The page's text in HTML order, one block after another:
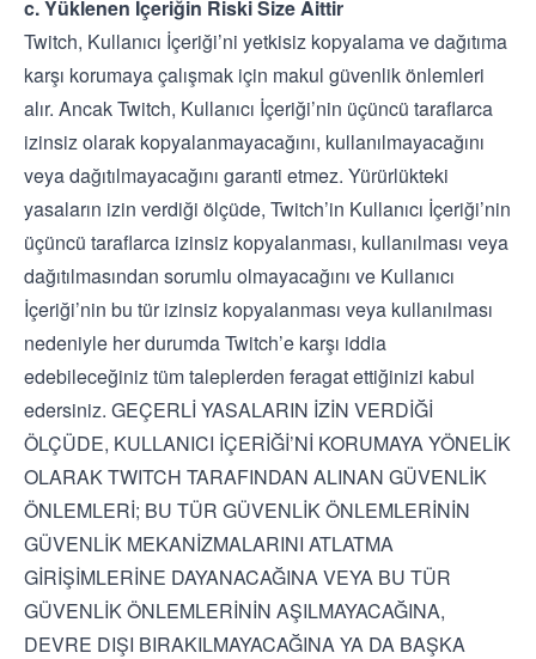
c. Yüklenen İçeriğin Riski Size Aittir
Twitch, Kullanıcı İçeriği’ni yetkisiz kopyalama ve dağıtıma
karşı korumaya çalışmak için makul güvenlik önlemleri
alır. Ancak Twitch, Kullanıcı İçeriği’nin üçüncü taraflarca
izinsiz olarak kopyalanmayacağını, kullanılmayacağını
veya dağıtılmayacağını garanti etmez. Yürürlükteki
yasaların izin verdiği ölçüde, Twitch’in Kullanıcı İçeriği’nin
üçüncü taraflarca izinsiz kopyalanması, kullanılması veya
dağıtılmasından sorumlu olmayacağını ve Kullanıcı
İçeriği’nin bu tür izinsiz kopyalanması veya kullanılması
nedeniyle her durumda Twitch’e karşı iddia
edebileceğiniz tüm taleplerden feragat ettiğinizi kabul
edersiniz. GEÇERLİ YASALARIN İZİN VERDİĞİ
ÖLÇÜDE, KULLANICI İÇERİĞİ’Nİ KORUMAYA YÖNELİK
OLARAK TWITCH TARAFINDAN ALINAN GÜVENLİK
ÖNLEMLERİ; BU TÜR GÜVENLİK ÖNLEMLERİNİN
GÜVENLİK MEKANİZMALARINI ATLATMA
GİRİŞİMLERİNE DAYANACAĞINA VEYA BU TÜR
GÜVENLİK ÖNLEMLERİNİN AŞILMAYACAĞINA,
DEVRE DIŞI BIRAKILMAYACAĞINA YA DA BAŞKA